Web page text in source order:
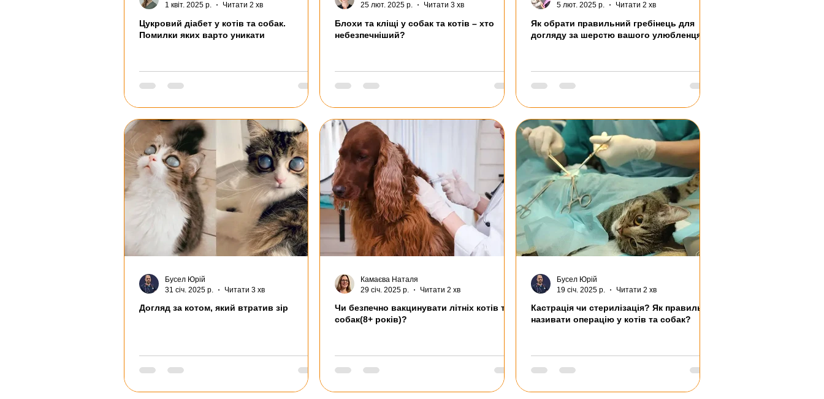
Цукровий діабет у котів та собак.
Помилки яких варто уникати
1 квіт. 2025 р.
Читати 2 хв
Блохи та кліщі у собак та котів – хто
небезпечніший?
25 лют. 2025 р.
Читати 3 хв
Як обрати правильний гребінець для
догляду за шерстю вашого улюбленця?
5 лют. 2025 р.
Читати 2 хв
Догляд за котом, який втратив зір
Бусел Юрій
31 січ. 2025 р.
Читати 3 хв
Чи безпечно вакцинувати літніх котів та
собак(8+ років)?
Камаєва Наталя
29 січ. 2025 р.
Читати 2 хв
Кастрація чи стерилізація? Як правильно
називати операцію у котів та собак?
Бусел Юрій
19 січ. 2025 р.
Читати 2 хв